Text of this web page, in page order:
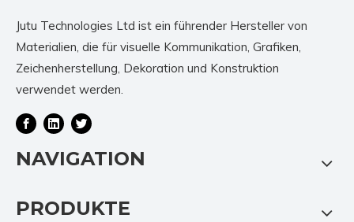
Jutu Technologies Ltd ist ein führender Hersteller von
Materialien, die für visuelle Kommunikation, Grafiken,
Zeichenherstellung, Dekoration und Konstruktion
verwendet werden.
NAVIGATION
PRODUKTE